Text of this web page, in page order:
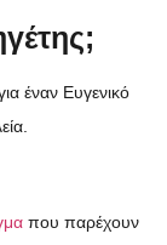
έναν Ευγενικό
που παρέχουν